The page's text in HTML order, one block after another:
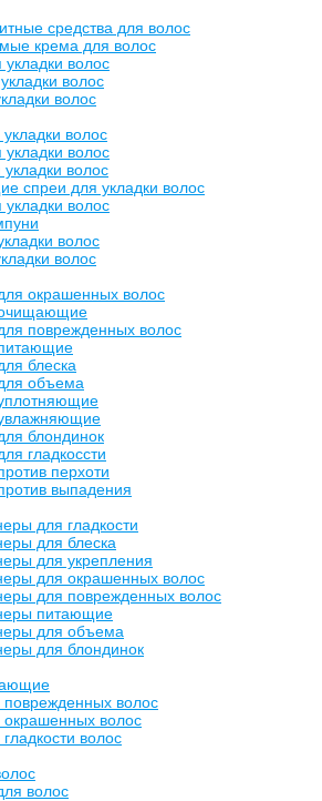
средства для волос
крема для волос
волос
волос
волос
волос
волос
волос
спреи для укладки волос
волос
волос
волос
окрашенных волос
поврежденных волос
блеска
объема
блондинок
гладкоссти
перхоти
выпадения
для гладкости
для блеска
для укрепления
для окрашенных волос
для поврежденных волос
питающие
для объема
для блондинок
волос
окрашенных волос
волос
волос